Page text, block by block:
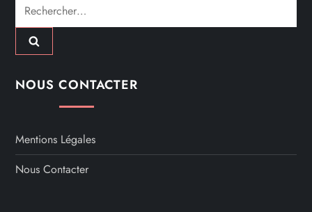
Rechercher :
NOUS CONTACTER
Mentions Légales
Nous Contacter